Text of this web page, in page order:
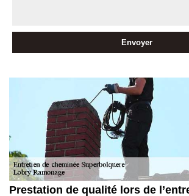
Prestation de qualité lors de